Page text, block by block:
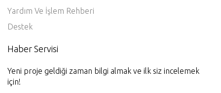
Yardım Ve İşlem Rehberi
Destek
Haber Servisi
Yeni proje geldiği zaman bilgi almak ve ilk siz incelemek
için!